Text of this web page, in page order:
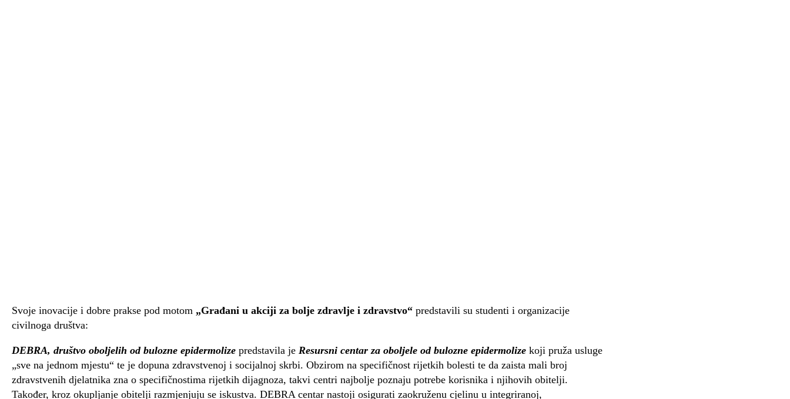
Svoje inovacije i dobre prakse pod motom „Građani u akciji za bolje zdravlje i zdravstvo“ predstavili su studenti i organizacije
civilnoga društva:
DEBRA, društvo oboljelih od bulozne epidermolize predstavila je Resursni centar za oboljele od bulozne epidermolize koji pruža usluge
„sve na jednom mjestu“ te je dopuna zdravstvenoj i socijalnoj skrbi. Obzirom na specifičnost rijetkih bolesti te da zaista mali broj
zdravstvenih djelatnika zna o specifičnostima rijetkih dijagnoza, takvi centri najbolje poznaju potrebe korisnika i njihovih obitelji.
Također, kroz okupljanje obitelji razmjenjuju se iskustva. DEBRA centar nastoji osigurati zaokruženu cjelinu u integriranoj,